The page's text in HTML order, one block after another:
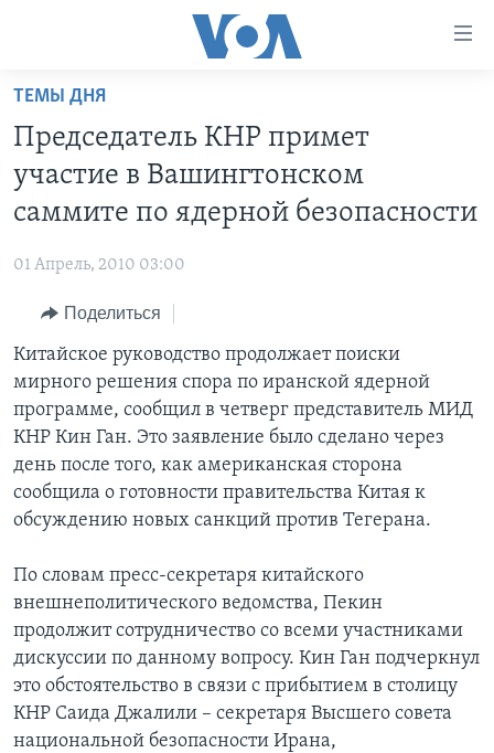
Перейти
основной
контент
Перейти
основной
навигации
Перейти
поиск
ПРОГРАММЫ
ИТОГИ
ПОЧЕМУ ЭТО ВАЖНО?
ДИСКУССИЯ VOA
ДЕТАЛИ
НЬЮ-ЙОРК NEW YORK
АМЕРИКА. БОЛЬШОЕ ПУТЕШЕСТВИЕ
НАША АМЕРИКАНСКАЯ ИСТОРИЯ
А КАК В АМЕРИКЕ?
АРТЕФАКТЫ
АМЕРИКАНСКИЕ ГОРОДКИ
ТЕСТЫ
ИНТЕРВЬЮ
ФАКТЫ ПРОТИВ ФЕЙКОВ
ЗА СВОБОДУ ПРЕССЫ
УЧИМ АНГЛИЙСКИЙ
ВИДЕО
ПОДПИСКА НА НОВОСТИ
Learning English
Языки
ТЕМЫ ДНЯ
Председатель КНР примет
участие в Вашингтонском
саммите по ядерной безопасности
01 Апрель, 2010 03:00
Поделиться
Китайское руководство продолжает поиски
мирного решения спора по иранской ядерной
программе, сообщил в четверг представитель МИД
КНР Кин Ган. Это заявление было сделано через
день после того, как американская сторона
сообщила о готовности правительства Китая к
обсуждению новых санкций против Тегерана.
По словам пресс-секретаря китайского
внешнеполитического ведомства, Пекин
продолжит сотрудничество со всеми участниками
дискуссии по данному вопросу. Кин Ган подчеркнул
это обстоятельство в связи с прибытием в столицу
КНР Саида Джалили – секретаря Высшего совета
национальной безопасности Ирана,